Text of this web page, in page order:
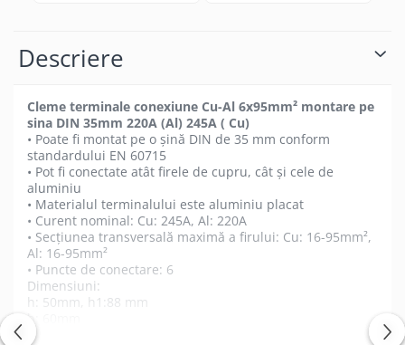
Descriere
Cleme terminale conexiune Cu-Al 6x95mm² montare pe
sina DIN 35mm 220A (Al) 245A ( Cu)
• Poate fi montat pe o șină DIN de 35 mm conform
standardului EN 60715
• Pot fi conectate atât firele de cupru, cât și cele de
aluminiu
• Materialul terminalului este aluminiu placat
• Curent nominal: Cu: 245A, Al: 220A
• Secțiunea transversală maximă a firului: Cu: 16-95mm²,
Al: 16-95mm²
• Puncte de conectare: 6
Dimensiuni:
h: 50mm, h1:88 mm
t: 50mm